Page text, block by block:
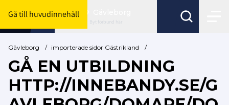
Gå till huvudinnehåll
Byt förbund här
Gävleborg / importerade sidor Gästrikland /
GÅ EN UTBILDNING
HTTP://INNEBANDY.SE/G